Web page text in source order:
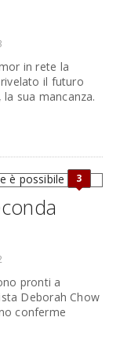
in rete la
il futuro
sua mancanza.
3
pronti a
Deborah Chow
conferme